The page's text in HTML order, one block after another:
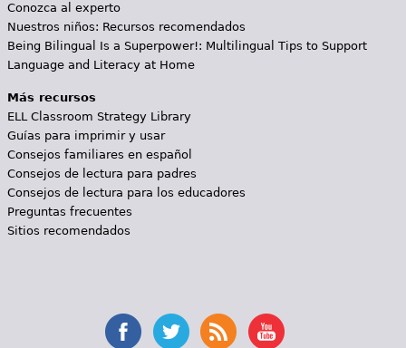
Conozca al experto
Nuestros niños: Recursos recomendados
Being Bilingual Is a Superpower!: Multilingual Tips to Support
Language and Literacy at Home
Más recursos
ELL Classroom Strategy Library
Guías para imprimir y usar
Consejos familiares en español
Consejos de lectura para padres
Consejos de lectura para los educadores
Preguntas frecuentes
Sitios recomendados